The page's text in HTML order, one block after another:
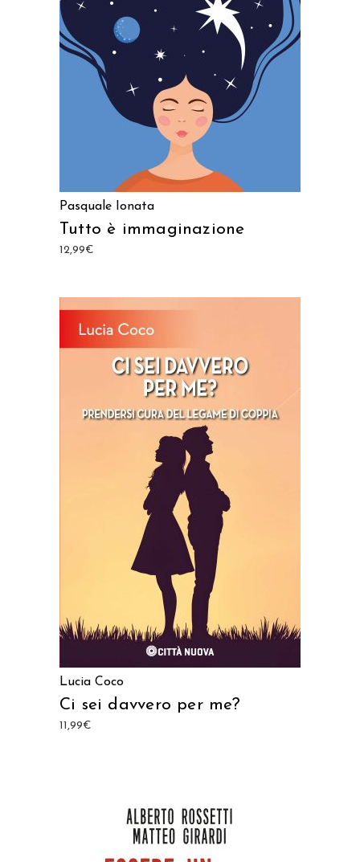
AGGIUNGI AL CARRELLO
Pasquale Ionata
Tutto è immaginazione
12,99€
AGGIUNGI AL CARRELLO
Lucia Coco
Ci sei davvero per me?
11,99€